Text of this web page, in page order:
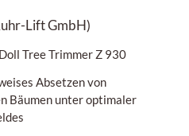
Lift GmbH)
Tree Trimmer Z 930
Absetzen von
Bäumen unter optimaler